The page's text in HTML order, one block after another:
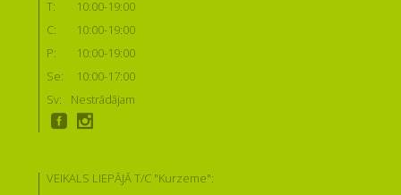
T:
10:00-19:00
C:
10:00-19:00
P:
10:00-19:00
Se:
10:00-17:00
Sv:
Nestrādājam
VEIKALS LIEPĀJĀ T/C "Kurzeme":